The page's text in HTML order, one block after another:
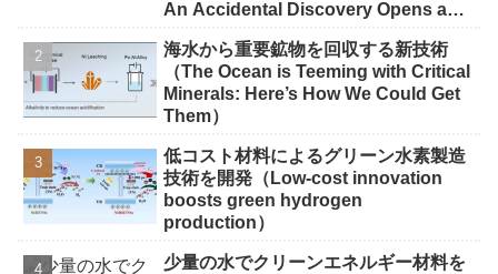
An Accidental Discovery Opens a
海水から重要鉱物を回収する新技術
（The Ocean is Teeming with Critical
Minerals: Here’s How We Could Get
Them）
低コスト材料によるグリーン水素製造
技術を開発（Low-cost innovation
boosts green hydrogen
production）
少量の水でクリーンエネルギー材料を